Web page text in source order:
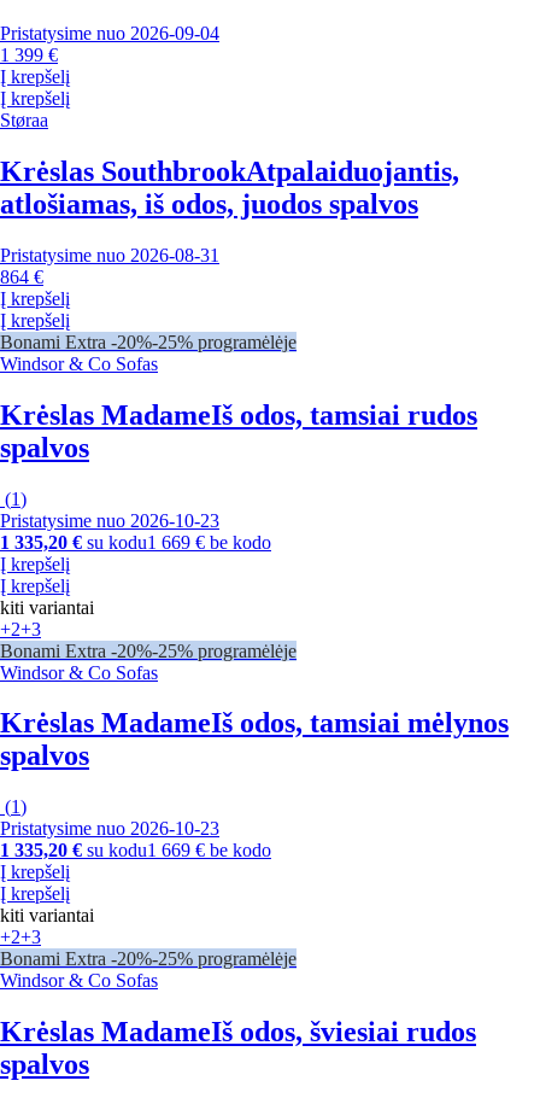
Pristatysime nuo 2026‑09‑04
1 399 €
Į krepšelį
Į krepšelį
Støraa
Krėslas SouthbrookAtpalaiduojantis,
atlošiamas, iš odos, juodos spalvos
Pristatysime nuo 2026‑08‑31
864 €
Į krepšelį
Į krepšelį
Bonami Extra -20%-25% programėlėje
Windsor & Co Sofas
Krėslas MadameIš odos, tamsiai rudos
spalvos
(1)
Pristatysime nuo 2026‑10‑23
1 335,20 € su kodu1 669 € be kodo
Į krepšelį
Į krepšelį
kiti variantai
+2+3
Bonami Extra -20%-25% programėlėje
Windsor & Co Sofas
Krėslas MadameIš odos, tamsiai mėlynos
spalvos
(1)
Pristatysime nuo 2026‑10‑23
1 335,20 € su kodu1 669 € be kodo
Į krepšelį
Į krepšelį
kiti variantai
+2+3
Bonami Extra -20%-25% programėlėje
Windsor & Co Sofas
Krėslas MadameIš odos, šviesiai rudos
spalvos